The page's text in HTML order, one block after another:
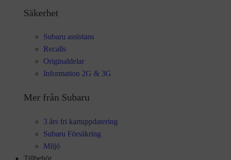
Säkerhet
Subaru assistans
Recalls
Originaldelar
Information 2G & 3G
Mer från Subaru
3 års fri kartuppdatering
Subaru Försäkring
Miljö
Tillbehör